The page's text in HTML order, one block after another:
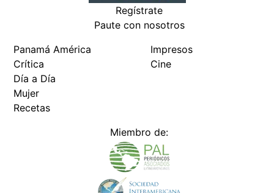
Regístrate
Paute con nosotros
Panamá América
Crítica
Día a Día
Mujer
Recetas
Impresos
Cine
Miembro de: